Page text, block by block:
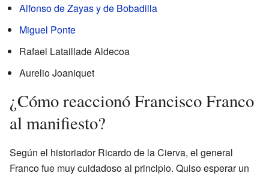
Alfonso de Zayas y de Bobadilla
Miguel Ponte
Rafael Lataillade Aldecoa
Aurelio Joaniquet
¿Cómo reaccionó Francisco Franco
al manifiesto?
Según el historiador Ricardo de la Cierva, el general
Franco fue muy cuidadoso al principio. Quiso esperar un